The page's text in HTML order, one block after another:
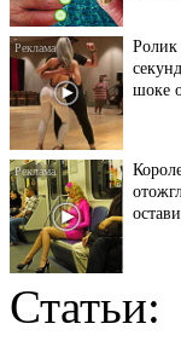
Ролик
шоке
Статьи: